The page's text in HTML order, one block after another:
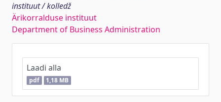
instituut / kolledž
Ärikorralduse instituut
Department of Business Administration
Laadi alla
pdf 1,18 MB